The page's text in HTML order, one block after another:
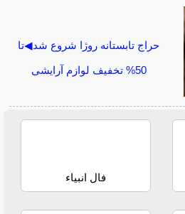
حراج تابستانه روژا شروع شد◀تا
50% تخفیف لوازم آرایشی
فال انبیاء